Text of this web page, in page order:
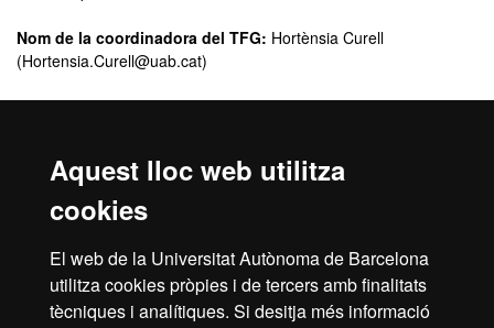
Aquest lloc web utilitza
cookies
El web de la Universitat Autònoma de Barcelona
utilitza cookies pròpies i de tercers amb finalitats
tècniques i analítiques. Si desitja més informació
Nom de la coordinadora del TFG: Hortènsia Curell
(Hortensia.Curell@uab.cat)
Guia Docent
millor valoració al Dipòsit Digital de Documents
Els criteris d’assignació de tema i de tutor/a, el calendari
d’entregues, el tipus de seguiment del treball realitzat i l’avaluació
directrius establertes en elProtocol per al Treball Final de Grau
de la Facultat de Filosofia i Lletres.